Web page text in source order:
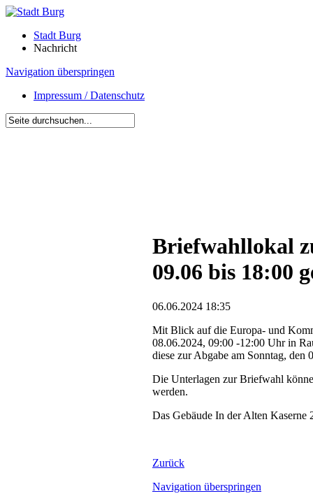
Stadt Burg
Nachricht
Navigation überspringen
Impressum / Datenschutz
Briefwahllokal
09.06 bis 18:00
06.06.2024 18:35
Mit Blick auf die Europa- und
08.06.2024, 09:00 -12:00 Uhr in
diese zur Abgabe am Sonntag, den
Die Unterlagen zur Briefwahl
werden.
Das Gebäude In der Alten
Zurück
Navigation überspringen